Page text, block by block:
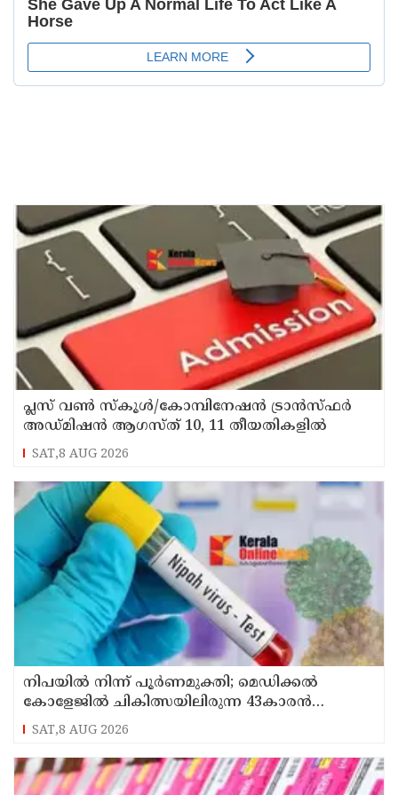
പ്ലസ് വൺ സ്‌കൂൾ/കോമ്പിനേഷൻ ട്രാൻസ്ഫർ
അഡ്മിഷൻ ആഗസ്ത് 10, 11 തീയതികളിൽ
SAT,8 AUG 2026
നിപയിൽ നിന്ന് പൂർണമുക്തി; മെഡിക്കൽ
കോളേജിൽ ചികിത്സയിലിരുന്ന 43കാരൻ
വീട്ടിലേക്ക് മടങ്ങി
SAT,8 AUG 2026